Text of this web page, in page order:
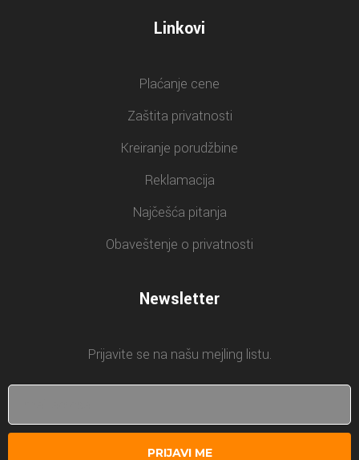
Linkovi
Plaćanje cene
Zaštita privatnosti
Kreiranje porudžbine
Reklamacija
Najčešća pitanja
Obaveštenje o privatnosti
Newsletter
Prijavite se na našu mejling listu.
PRIJAVI ME